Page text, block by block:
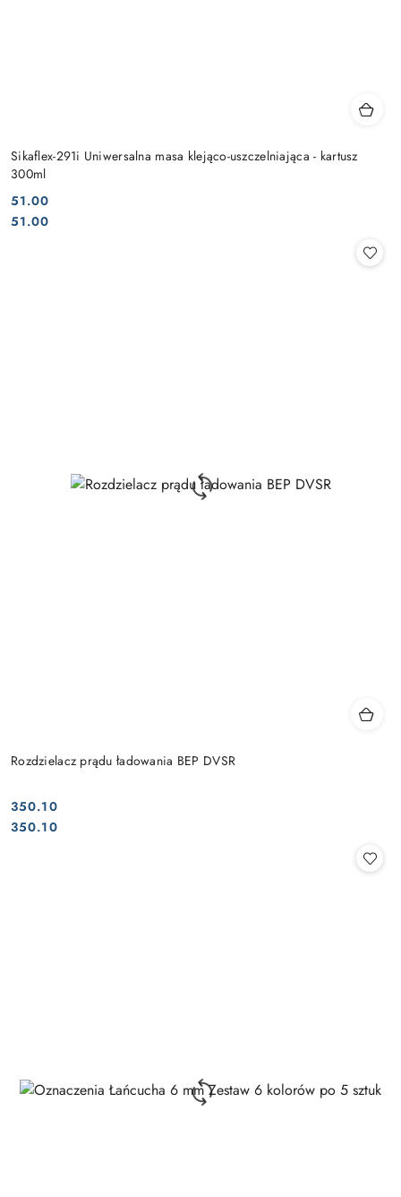
Sikaflex-291i Uniwersalna masa klejąco-uszczelniająca - kartusz
300ml
Cena:
51.00
Cena:
51.00
Rozdzielacz prądu ładowania BEP DVSR
Cena:
350.10
Cena:
350.10